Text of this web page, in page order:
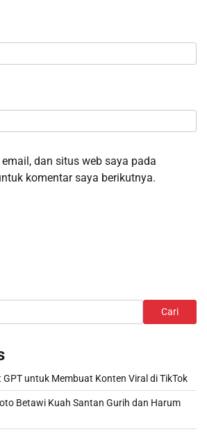
dan situs web saya pada
komentar saya berikutnya.
Cari
untuk Membuat Konten Viral di TikTok
Betawi Kuah Santan Gurih dan Harum